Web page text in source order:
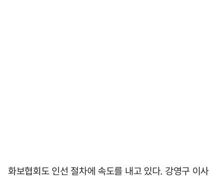
화보협회도 인선 절차에 속도를 내고 있다. 강영구 이사